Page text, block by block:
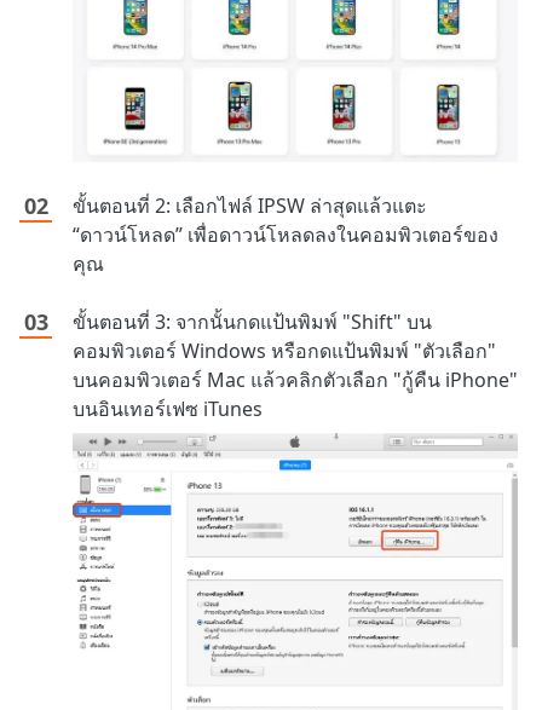
ขั้นตอนที่ 2: เลือกไฟล์ IPSW ล่าสุดแล้วแตะ
“ดาวน์โหลด” เพื่อดาวน์โหลดลงในคอมพิวเตอร์ของ
คุณ
ขั้นตอนที่ 3: จากนั้นกดแป้นพิมพ์ "Shift" บน
คอมพิวเตอร์ Windows หรือกดแป้นพิมพ์ "ตัวเลือก"
บนคอมพิวเตอร์ Mac แล้วคลิกตัวเลือก "กู้คืน iPhone"
บนอินเทอร์เฟซ iTunes